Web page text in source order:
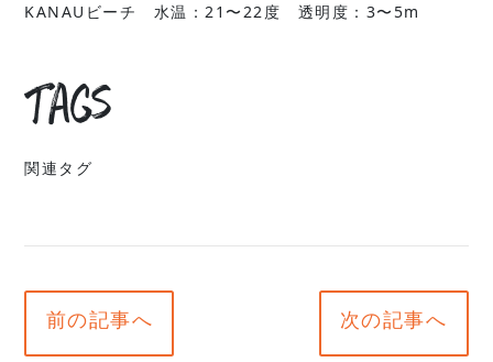
KANAUビーチ 水温：21〜22度 透明度：3〜5m
Tags
関連タグ
前の記事へ 次の記事へ